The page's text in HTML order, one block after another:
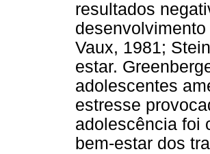
resultados
Vaux, 1981;
estar.
adolescentes
estresse
adolescência foi
bem-estar dos